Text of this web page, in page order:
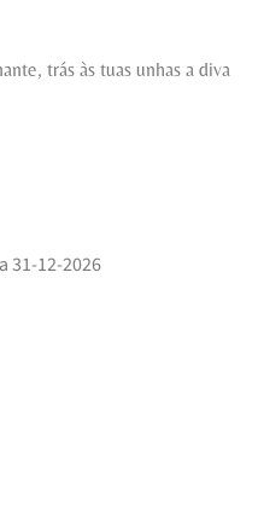
trás às tuas unhas a diva
31-12-2026